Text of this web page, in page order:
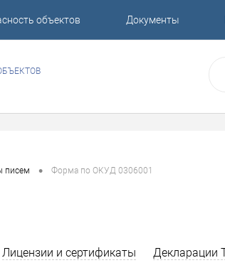
объектов Документы
писем • Форма по ОКУД 0306001
Лицензии и сертификаты Декларации